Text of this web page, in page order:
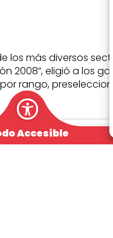
los más diversos
2008”, eligió a los
rango,
Accesible